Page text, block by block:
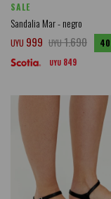
SALE
Sandalia Mar - negro
UYU 999 UYU1.690 40
UYU 849